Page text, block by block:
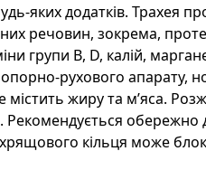
яких додатків. Трахея
речовин, зокрема,
групи B, D, калій,
рухового апарату,
жиру та м’яса.
обережно
кільця може